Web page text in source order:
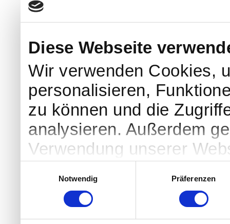
Diese Webseite
Wir verwenden Cookies,
personalisieren,
zu können und die
analysieren. Außerdem
Verwendung unserer
Partner führen diese
weiteren Daten
Notwendig
Präferenzen